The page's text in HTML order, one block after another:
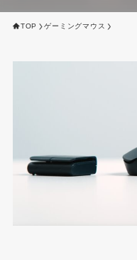
TOP ゲーミングマウス